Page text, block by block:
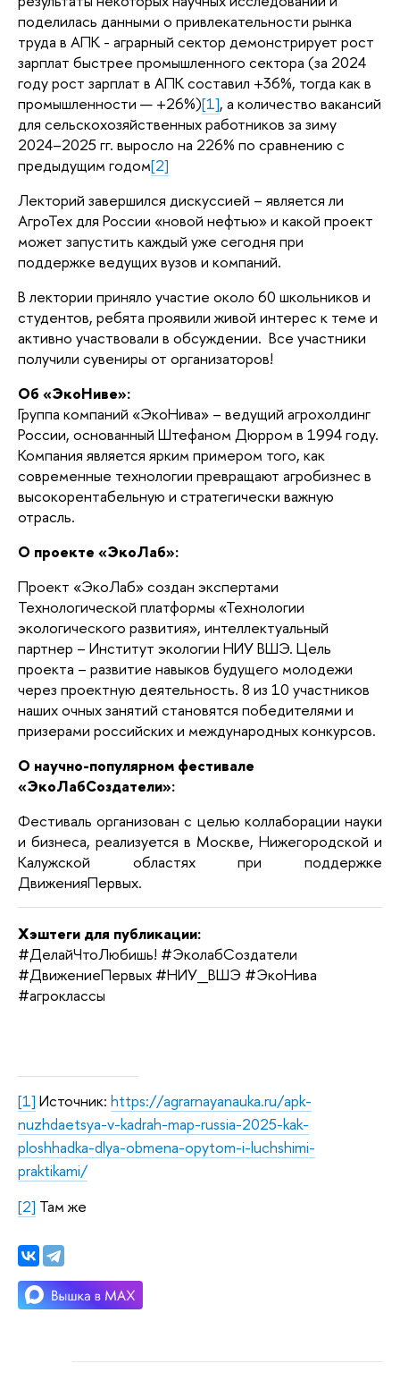
поделилась данными о привлекательности рынка
труда в АПК - аграрный сектор демонстрирует рост
зарплат быстрее промышленного сектора (за 2024
году рост зарплат в АПК составил +36%, тогда как в
промышленности — +26%)[1], а количество вакансий
для сельскохозяйственных работников за зиму
2024–2025 гг. выросло на 226% по сравнению с
предыдущим годом[2]
Лекторий завершился дискуссией – является ли
АгроТех для России «новой нефтью» и какой проект
может запустить каждый уже сегодня при
поддержке ведущих вузов и компаний.
В лектории приняло участие около 60 школьников и
студентов, ребята проявили живой интерес к теме и
активно участвовали в обсуждении. Все участники
получили сувениры от организаторов!
Об «ЭкоНиве»:
Группа компаний «ЭкоНива» – ведущий агрохолдинг
России, основанный Штефаном Дюрром в 1994 году.
Компания является ярким примером того, как
современные технологии превращают агробизнес в
высокорентабельную и стратегически важную
отрасль.
О проекте «ЭкоЛаб»:
Проект «ЭкоЛаб» создан экспертами
Технологической платформы «Технологии
экологического развития», интеллектуальный
партнер – Институт экологии НИУ ВШЭ. Цель
проекта – развитие навыков будущего молодежи
через проектную деятельность. 8 из 10 участников
наших очных занятий становятся победителями и
призерами российских и международных конкурсов.
О научно-популярном фестивале
«ЭкоЛабСоздатели»:
Фестиваль организован с целью коллаборации науки
и бизнеса, реализуется в Москве, Нижегородской и
Калужской областях при поддержке
ДвиженияПервых.
Хэштеги для публикации:
#ДелайЧтоЛюбишь! #ЭколабСоздатели
#ДвижениеПервых #НИУ_ВШЭ #ЭкоНива
#агроклассы
[1] Источник: https://agrarnayanauka.ru/apk-
nuzhdaetsya-v-kadrah-map-russia-2025-kak-
ploshhadka-dlya-obmena-opytom-i-luchshimi-
praktikami/
[2] Там же